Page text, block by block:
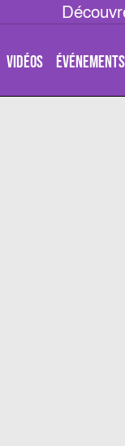
VIDÉOS ÉVÉNEMENTS